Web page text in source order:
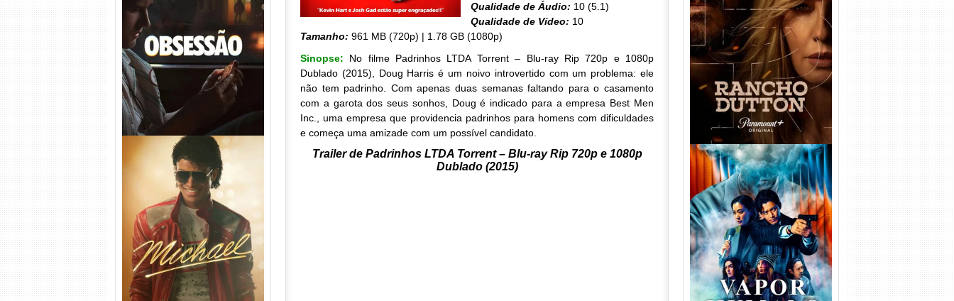
Qualidade de Áudio: 10 (5.1)
Qualidade de Vídeo: 10
Tamanho: 961 MB (720p) | 1.78 GB (1080p)
Sinopse: No filme Padrinhos LTDA Torrent – Blu-ray Rip 720p e 1080p
Dublado (2015), Doug Harris é um noivo introvertido com um problema: ele
não tem padrinho. Com apenas duas semanas faltando para o casamento
com a garota dos seus sonhos, Doug é indicado para a empresa Best Men
Inc., uma empresa que providencia padrinhos para homens com dificuldades
e começa uma amizade com um possível candidato.
Trailer de Padrinhos LTDA Torrent – Blu-ray Rip 720p e 1080p
Dublado (2015)
Obsessão Torrent (2026)
WEB-DL 1080p/4K Dual
Áudio
Michael Torrent (2026) WEB-
DL 1080p/4K Dual Áudio
Rancho Dutton 1ª
Temporada Torrent (2026)
WEB-DL 1080p Dual Áudio
Vapor Humano 1ª Temporada
Torrent (2026) WEB-DL 1080p
Dual Áudio